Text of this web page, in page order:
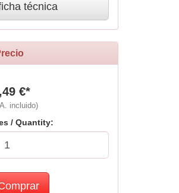
técnica
€*
incluido)
/ Quantity: